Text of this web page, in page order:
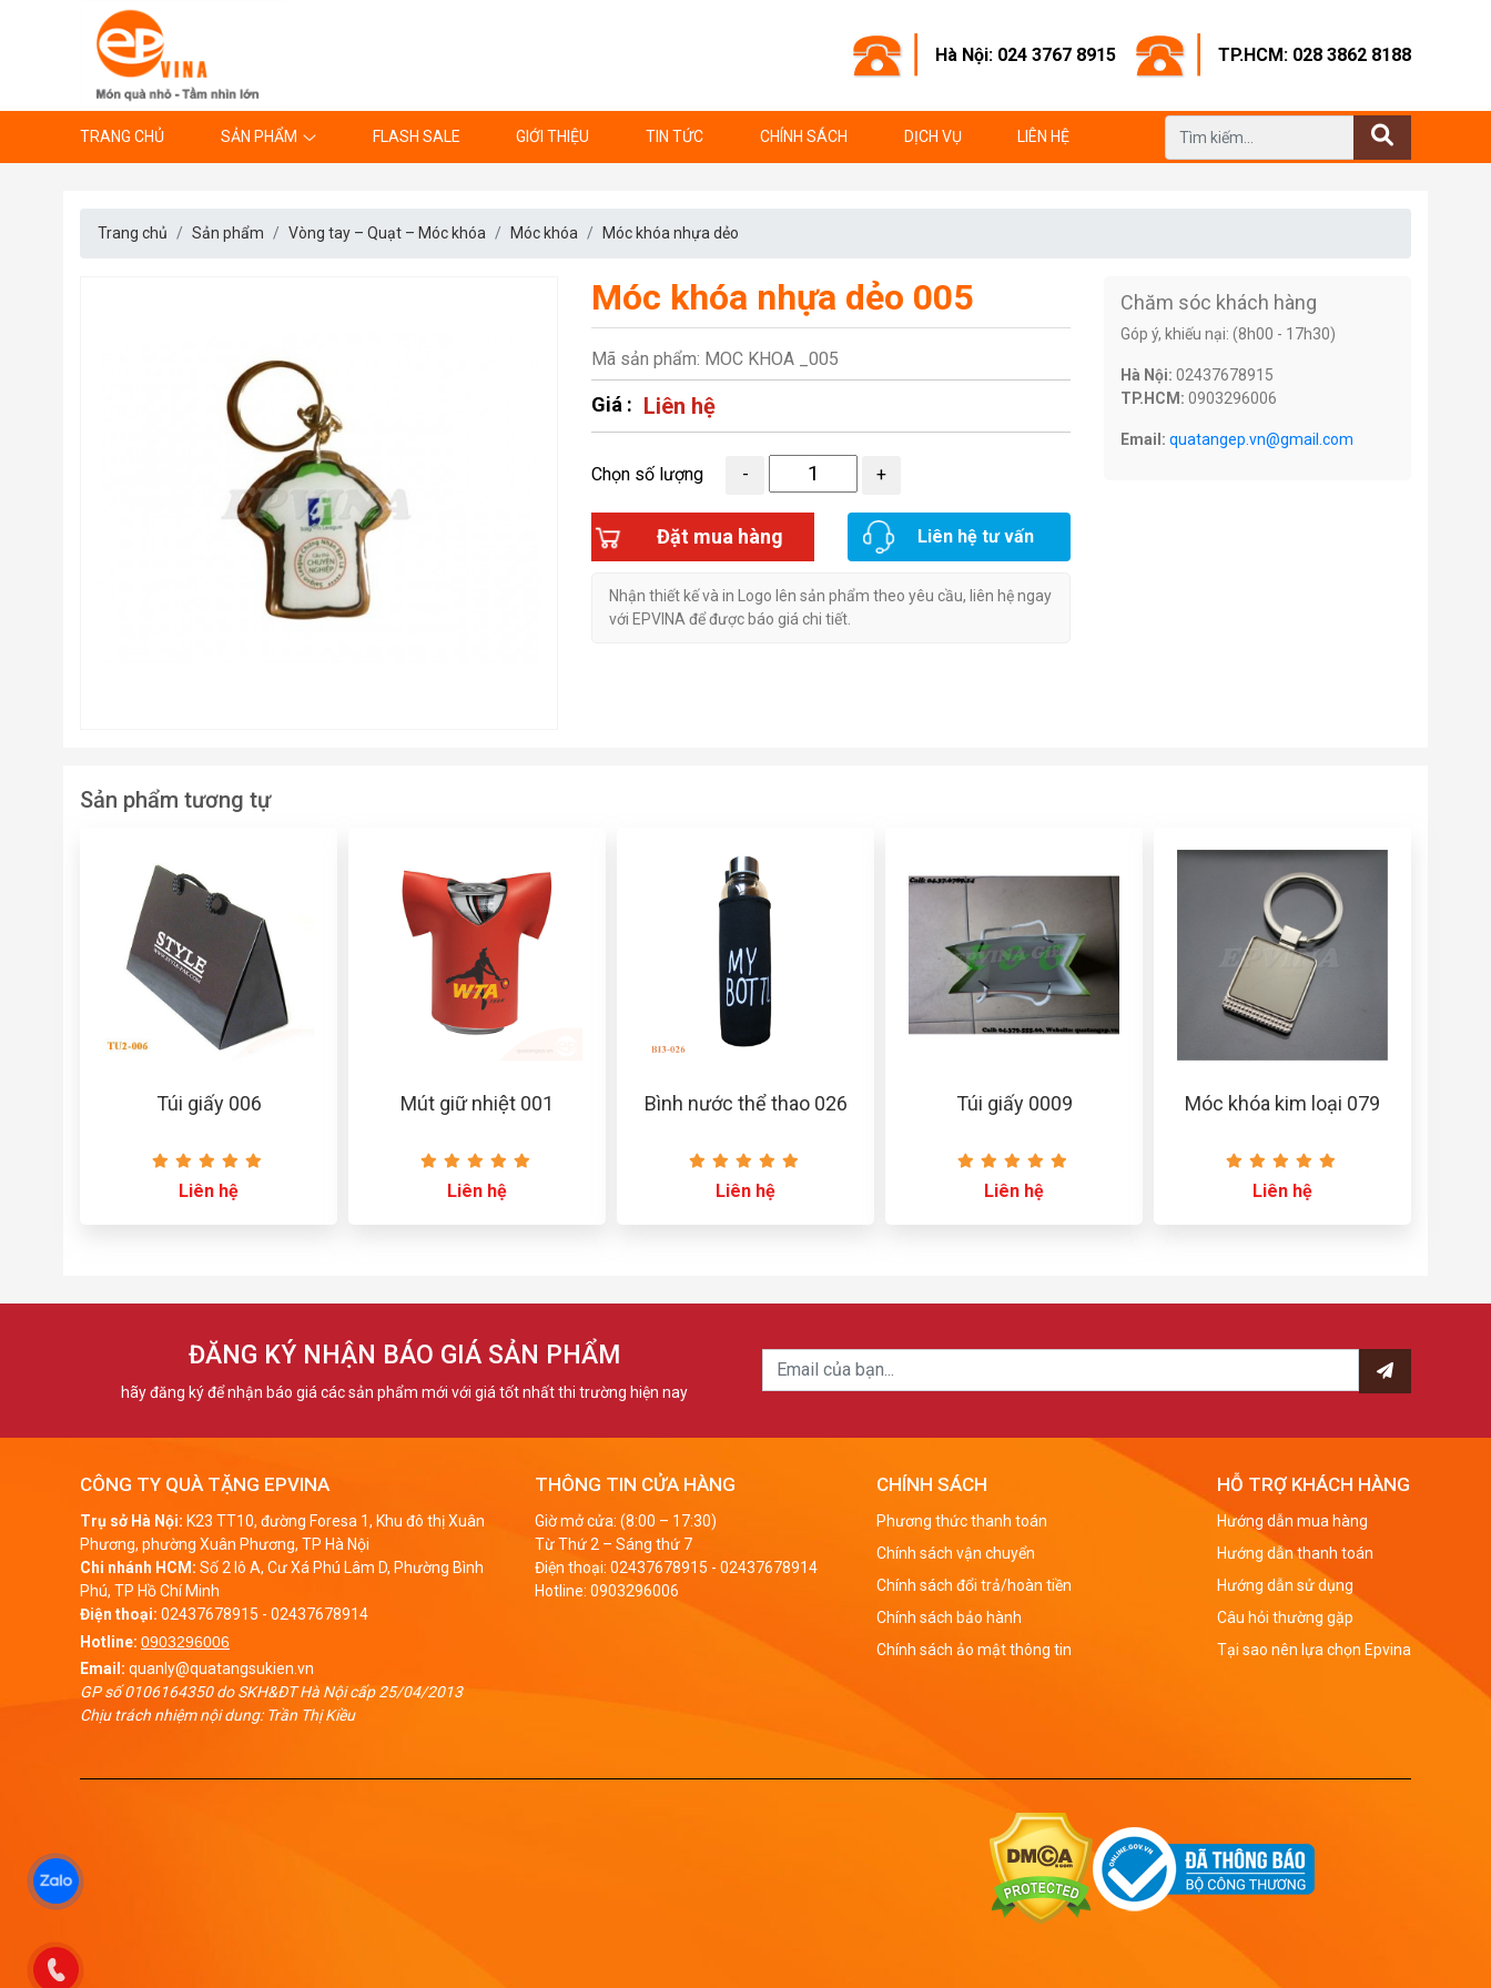
Hà Nội: 024 3767 8915 TP.HCM: 028 3862 8188
TRANG CHỦ SẢN PHẨM FLASH SALE GIỚI THIỆU TIN TỨC CHÍNH SÁCH DỊCH VỤ LIÊN HỆ
Trang chủ Sản phẩm Vòng tay – Quạt – Móc khóa Móc khóa Móc khóa nhựa dẻo
Móc khóa nhựa dẻo 005
Mã sản phẩm: MOC KHOA _005
Giá : Liên hệ
Chọn số lượng
Đặt mua hàng Liên hệ tư vấn
Nhận thiết kế và in Logo lên sản phẩm theo yêu cầu, liên hệ ngay
với EPVINA để được báo giá chi tiết.
Chăm sóc khách hàng
Góp ý, khiếu nại: (8h00 - 17h30)
Hà Nội: 02437678915
TP.HCM: 0903296006
Email: quatangep.vn@gmail.com
Sản phẩm tương tự
Túi giấy 006
Liên hệ
Mút giữ nhiệt 001
Liên hệ
Bình nước thể thao 026
Liên hệ
Túi giấy 0009
Liên hệ
Móc khóa kim loại 079
Liên hệ
ĐĂNG KÝ NHẬN BÁO GIÁ SẢN PHẨM
hãy đăng ký để nhận báo giá các sản phẩm mới với giá tốt nhất thi trường hiện nay
CÔNG TY QUÀ TẶNG EPVINA
Trụ sở Hà Nội: K23 TT10, đường Foresa 1, Khu đô thị Xuân
Phương, phường Xuân Phương, TP Hà Nội
Chi nhánh HCM: Số 2 lô A, Cư Xá Phú Lâm D, Phường Bình
Phú, TP Hồ Chí Minh
Điện thoại: 02437678915 - 02437678914
Hotline: 0903296006
Email: quanly@quatangsukien.vn
GP số 0106164350 do SKH&ĐT Hà Nội cấp 25/04/2013
Chịu trách nhiệm nội dung: Trần Thị Kiều
THÔNG TIN CỬA HÀNG
Giờ mở cửa: (8:00 – 17:30)
Từ Thứ 2 – Sáng thứ 7
Điện thoại: 02437678915 - 02437678914
Hotline: 0903296006
CHÍNH SÁCH
Phương thức thanh toán
Chính sách vận chuyển
Chính sách đổi trả/hoàn tiền
Chính sách bảo hành
Chính sách ảo mật thông tin
HỖ TRỢ KHÁCH HÀNG
Hướng dẫn mua hàng
Hướng dẫn thanh toán
Hướng dẫn sử dụng
Câu hỏi thường gặp
Tại sao nên lựa chọn Epvina